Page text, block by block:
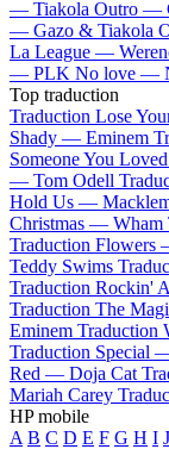
— Tiakola Outro —
— Gazo & Tiakola
La League —
— PLK No love —
Top traduction
Traduction Lose
Shady — Eminem
Someone You
— Tom Odell
Hold Us —
Christmas — Wham
Traduction Flowers
Teddy Swims
Traduction Rockin'
Traduction The
Eminem Traduction
Traduction Special
Red — Doja Cat
Mariah Carey
HP mobile
A B C D E F G H I J